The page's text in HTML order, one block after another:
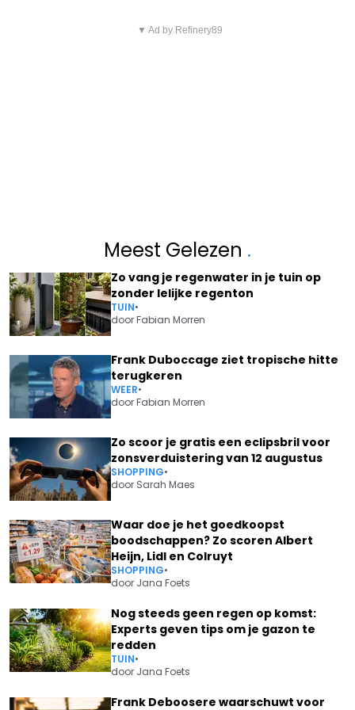
▼ Ad by Refinery89
Meest Gelezen .
Zo vang je regenwater in je tuin op
zonder lelijke regenton
TUIN•
doorFabian Morren
Frank Duboccage ziet tropische hitte
terugkeren
WEER•
doorFabian Morren
Zo scoor je gratis een eclipsbril voor
zonsverduistering van 12 augustus
SHOPPING•
door Sarah Maes
Waar doe je het goedkoopst
boodschappen? Zo scoren Albert
Heijn, Lidl en Colruyt
SHOPPING•
door Jana Foets
Nog steeds geen regen op komst:
Experts geven tips om je gazon te
redden
TUIN•
door Jana Foets
Frank Deboosere waarschuwt voor